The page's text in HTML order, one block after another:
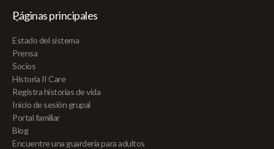
Páginas principales
Estado del sistema
Prensa
Socios
Historia II Care
Registra historias de vida
Inicio de sesión grupal
Portal familiar
Blog
Encuentre una guardería para adultos